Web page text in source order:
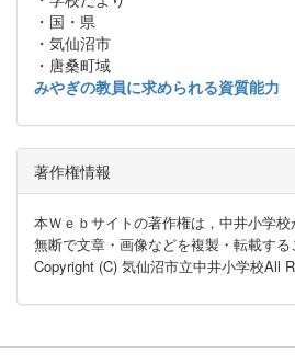
・国・県
・気仙沼市
・唐桑町域
みやぎの教員に求められる資質能力
著作権情報
本Ｗｅｂサイトの著作権は，中井小学校
無断で文章・画像などを複製・転載する
Copyright (C) 気仙沼市立中井小学校All